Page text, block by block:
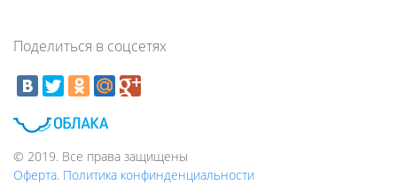
Поделиться в соцсетях
© 2019. Все права защищены
Оферта. Политика конфинденциальности